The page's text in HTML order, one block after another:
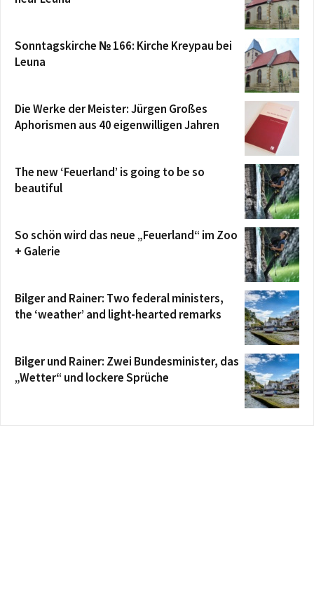
Sonntagskirche № 166: Kirche Kreypau bei
Leuna
Die Werke der Meister: Jürgen Großes
Aphorismen aus 40 eigenwilligen Jahren
The new ‘Feuerland’ is going to be so
beautiful
So schön wird das neue „Feuerland“ im Zoo
+ Galerie
Bilger and Rainer: Two federal ministers,
the ‘weather’ and light-hearted remarks
Bilger und Rainer: Zwei Bundesminister, das
„Wetter“ und lockere Sprüche